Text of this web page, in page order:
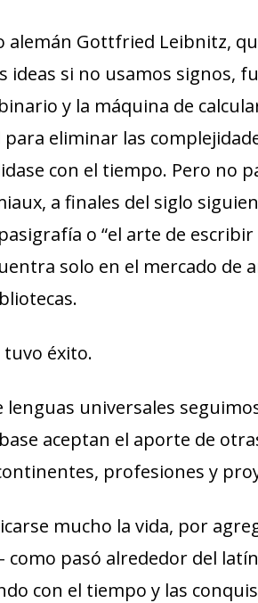
alemán Gottfried Leibnitz,
ideas si no usamos signos,
y la máquina de
eliminar las
con el tiempo. Pero no
a finales del siglo
o “el arte de
solo en el mercado de
tuvo éxito.
lenguas universales
aceptan el aporte de
profesiones y
mucho la vida, por
como pasó alrededor del
con el tiempo y las